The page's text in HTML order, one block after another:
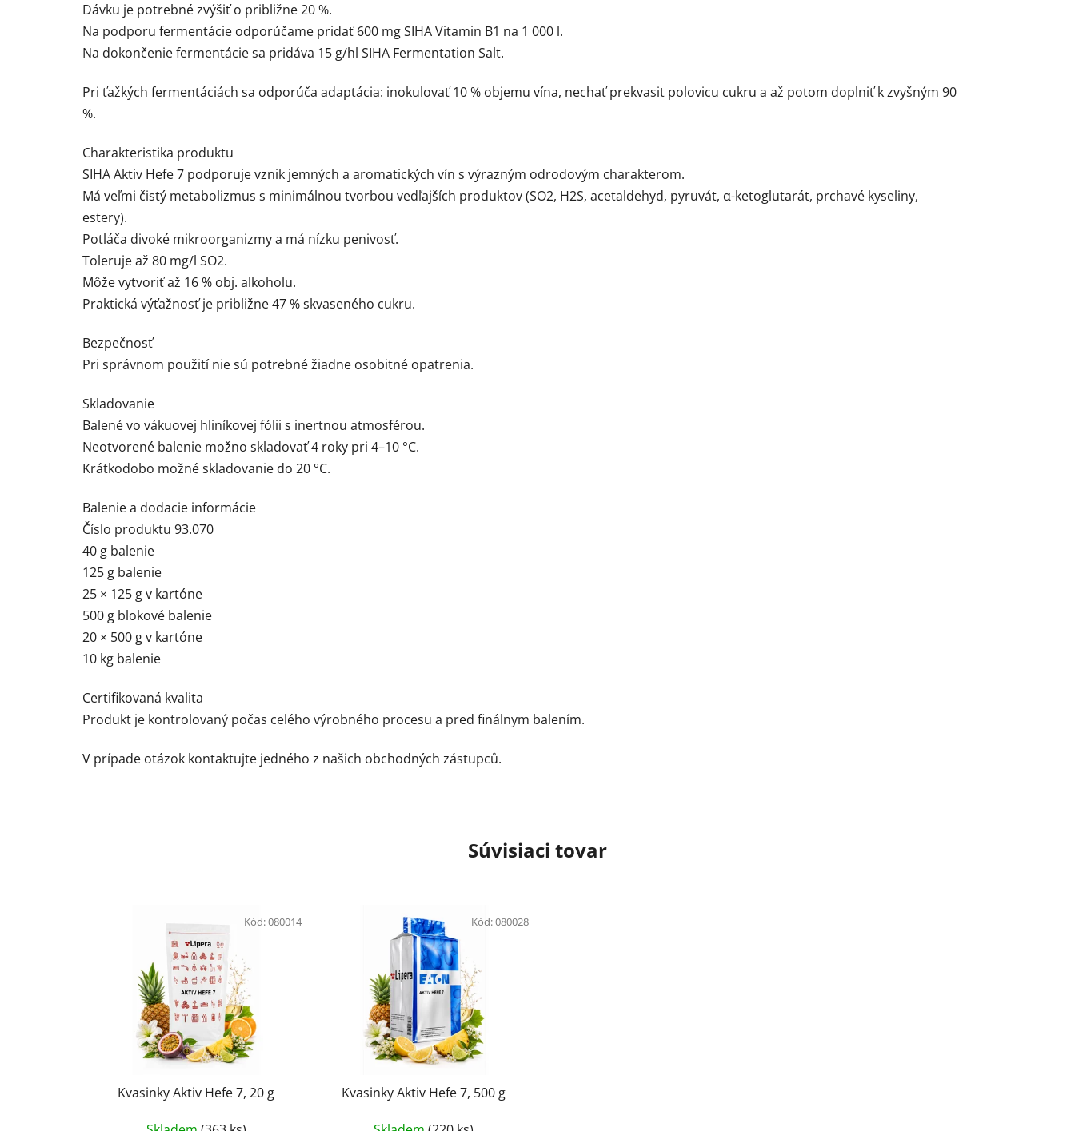
Dávku je potrebné zvýšiť o približne 20 %.
Na podporu fermentácie odporúčame pridať 600 mg SIHA Vitamin B1 na 1 000 l.
Na dokončenie fermentácie sa pridáva 15 g/hl SIHA Fermentation Salt.
Pri ťažkých fermentáciách sa odporúča adaptácia: inokulovať 10 % objemu vína, nechať prekvasit polovicu cukru a až potom doplniť k zvyšným 90
%.
Charakteristika produktu
SIHA Aktiv Hefe 7 podporuje vznik jemných a aromatických vín s výrazným odrodovým charakterom.
Má veľmi čistý metabolizmus s minimálnou tvorbou vedľajších produktov (SO2, H2S, acetaldehyd, pyruvát, α-ketoglutarát, prchavé kyseliny,
estery).
Potláča divoké mikroorganizmy a má nízku penivosť.
Toleruje až 80 mg/l SO2.
Môže vytvoriť až 16 % obj. alkoholu.
Praktická výťažnosť je približne 47 % skvaseného cukru.
Bezpečnosť
Pri správnom použití nie sú potrebné žiadne osobitné opatrenia.
Skladovanie
Balené vo vákuovej hliníkovej fólii s inertnou atmosférou.
Neotvorené balenie možno skladovať 4 roky pri 4–10 °C.
Krátkodobo možné skladovanie do 20 °C.
Balenie a dodacie informácie
Číslo produktu 93.070
40 g balenie
125 g balenie
25 × 125 g v kartóne
500 g blokové balenie
20 × 500 g v kartóne
10 kg balenie
Certifikovaná kvalita
Produkt je kontrolovaný počas celého výrobného procesu a pred finálnym balením.
V prípade otázok kontaktujte jedného z našich obchodných zástupců.
Súvisiaci tovar
Kvasinky Aktiv Hefe 7, 20 g
Kód:080014
Kvasinky Aktiv Hefe 7, 500 g
Kód:080028